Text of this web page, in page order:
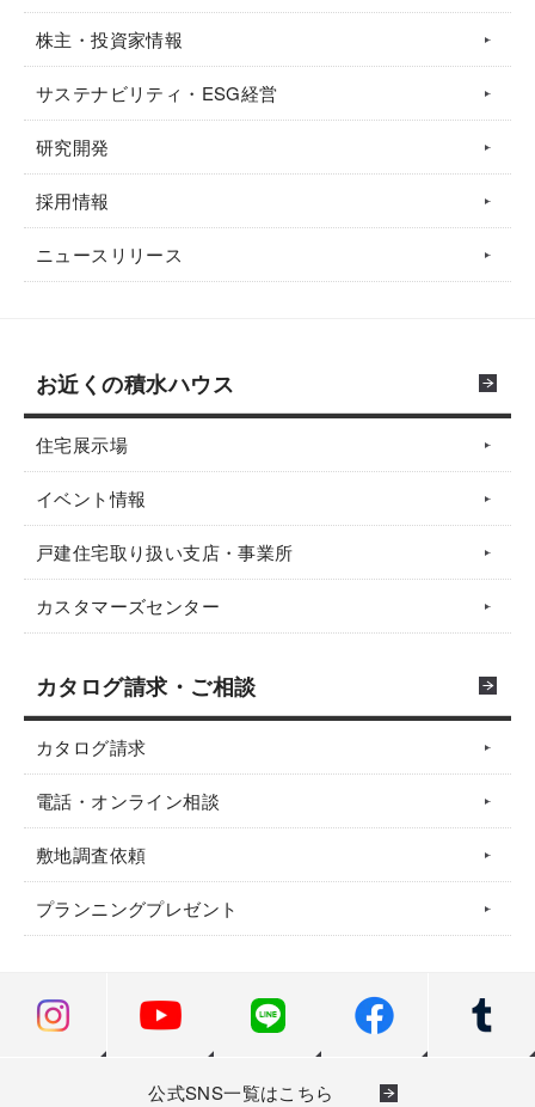
株主・投資家情報
サステナビリティ・ESG経営
研究開発
採用情報
ニュースリリース
お近くの積水ハウス
住宅展示場
イベント情報
戸建住宅取り扱い支店・事業所
カスタマーズセンター
カタログ請求・ご相談
カタログ請求
電話・オンライン相談
敷地調査依頼
プランニングプレゼント
公式SNS一覧はこちら